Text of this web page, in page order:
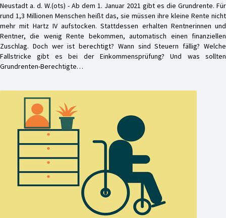
Neustadt a. d. W.(ots) - Ab dem 1. Januar 2021 gibt es die Grundrente. Für
rund 1,3 Millionen Menschen heißt das, sie müssen ihre kleine Rente nicht
mehr mit Hartz IV aufstocken. Stattdessen erhalten Rentnerinnen und
Rentner, die wenig Rente bekommen, automatisch einen finanziellen
Zuschlag. Doch wer ist berechtigt? Wann sind Steuern fällig? Welche
Fallstricke gibt es bei der Einkommensprüfung? Und was sollten
Grundrenten-Berechtigte…